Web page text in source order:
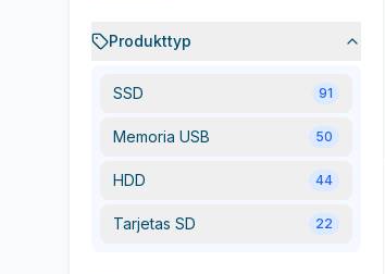
Produkttyp
SSD 91
Memoria USB 50
HDD 44
Tarjetas SD 22